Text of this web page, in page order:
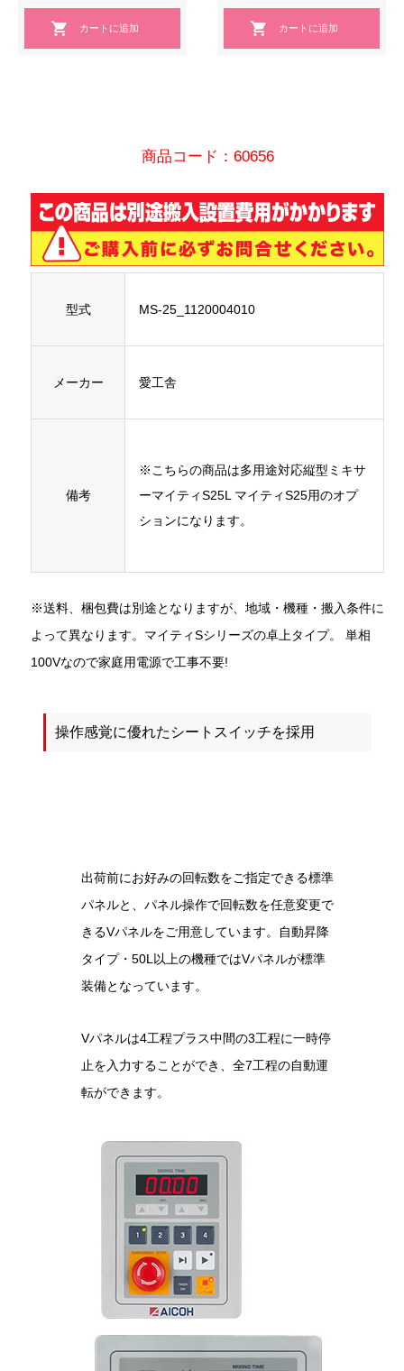
商品コード：60656
型式 MS-25_1120004010
メーカー 愛工舎
備考
※こちらの商品は多用途対応縦型ミキサ
ーマイティS25L マイティS25用のオプ
ションになります。
※送料、梱包費は別途となりますが、地域・機種・搬入条件に
よって異なります。マイティSシリーズの卓上タイプ。 単相
100Vなので家庭用電源で工事不要!
操作感覚に優れたシートスイッチを採用
出荷前にお好みの回転数をご指定できる標準
パネルと、パネル操作で回転数を任意変更で
きるVパネルをご用意しています。自動昇降
タイプ・50L以上の機種ではVパネルが標準
装備となっています。
Vパネルは4工程プラス中間の3工程に一時停
止を入力することができ、全7工程の自動運
転ができます。